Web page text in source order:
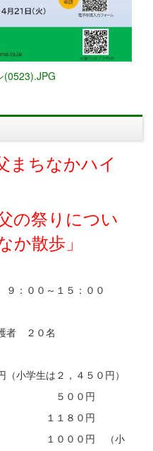
(0523).JPG
まちなかハイ
の祭りについ
か散歩」
００～１５：００
者 ２０名
学生は２，４５０円）
５００円
８０円
００円 （小